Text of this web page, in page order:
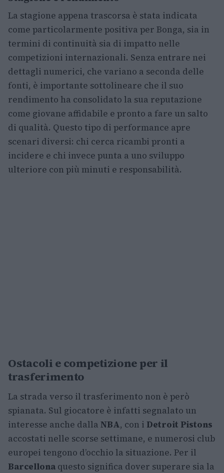
La stagione appena trascorsa è stata indicata
come particolarmente positiva per Bonga, sia in
termini di continuità sia di impatto nelle
competizioni internazionali. Senza entrare nei
dettagli numerici, che variano a seconda delle
fonti, è importante sottolineare che il suo
rendimento ha consolidato la sua reputazione
come giovane affidabile e pronto a fare un salto
di qualità. Questo tipo di performance apre
scenari diversi: chi cerca ricambi pronti a
incidere e chi invece punta a uno sviluppo
ulteriore con più minuti e responsabilità.
Ostacoli e competizione per il
trasferimento
La strada verso il trasferimento non è però
spianata. Sul giocatore è infatti segnalato un
interesse anche dalla NBA, con i Detroit Pistons
accostati nelle scorse settimane, e numerosi club
europei tengono d’occhio la situazione. Per il
Barcellona questo significa dover superare sia la